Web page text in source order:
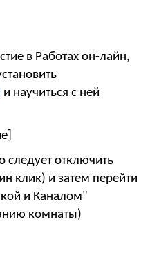
в Работах он-лайн,
и научиться с ней
следует отключить
клик) и затем перейти
и Каналом"
комнаты)